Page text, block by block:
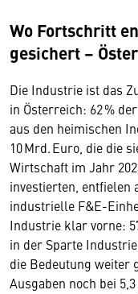
Wo Fortschritt
gesichert –
Die Industrie ist das
in Österreich: 62 %
aus den heimischen
10 Mrd. Euro, die die
Wirtschaft im Jahr
investierten, entfielen
industrielle F&E-
Industrie klar vorne:
in der Sparte
die Bedeutung weiter
Ausgaben noch bei